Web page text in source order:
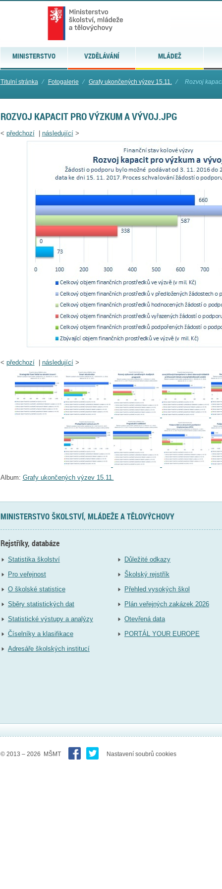
MINISTERSTVO VZDĚLÁVÁNÍ MLÁDEŽ
Titulní stránka ⁄ Fotogalerie ⁄ Grafy ukončených výzev 15.11. ⁄ Rozvoj
ROZVOJ KAPACIT PRO VÝZKUM A VÝVOJ.JPG
< předchozí| následující>
< předchozí| následující>
Album: Grafy ukončených výzev 15.11.
MINISTERSTVO ŠKOLSTVÍ, MLÁDEŽE A TĚLOVÝCHOVY
Rejstříky, databáze
Statistika školství
Pro veřejnost
O školské statistice
Sběry statistických dat
Statistické výstupy a analýzy
Číselníky a klasifikace
Adresáře školských institucí
Důležité odkazy
Školský rejstřík
Přehled vysokých škol
Plán veřejných zakázek 2026
Otevřená data
PORTÁL YOUR EUROPE
© 2013 – 2026 MŠMT Nastavení soubrů cookies